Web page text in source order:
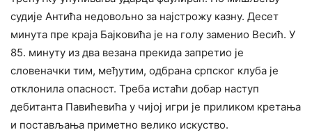
судије Антића недовољно за најстрожу казну. Десет
минута пре краја Бајковића је на голу заменио Весић. У
85. минуту из два везана прекида запретио је
словеначки тим, међутим, одбрана српског клуба је
отклонила опасност. Треба истаћи добар наступ
дебитанта Павићевића у чијој игри је приликом кретања
и постављања приметно велико искуство.